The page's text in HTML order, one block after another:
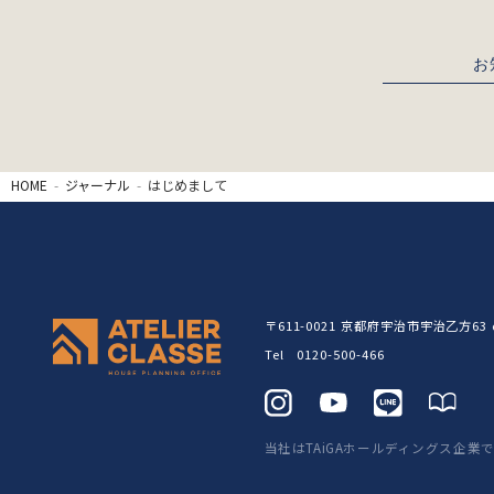
お
HOME ジャーナル はじめまして
〒611-0021京都府宇治市宇治乙方
Tel 0120-500-466
当社はTAiGAホールディングス企業